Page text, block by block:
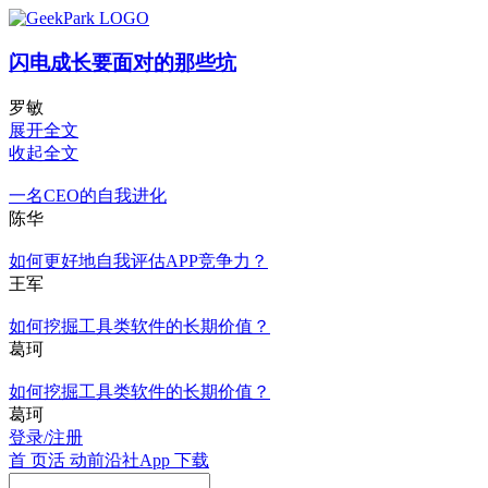
闪电成长要面对的那些坑
罗敏
展开全文
收起全文
一名CEO的自我进化
陈华
如何更好地自我评估APP竞争力？
王军
如何挖掘工具类软件的长期价值？
葛珂
如何挖掘工具类软件的长期价值？
葛珂
登录/注册
首 页活 动前沿社App 下载